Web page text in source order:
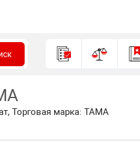
Торговая марка: TAMA